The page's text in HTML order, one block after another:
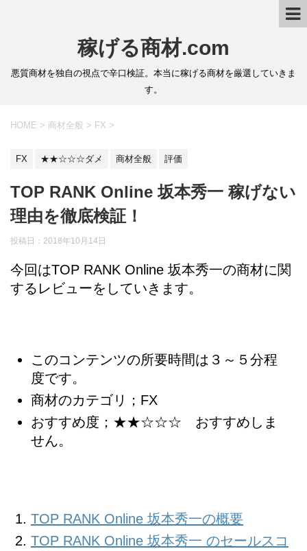
稼げる商材.com
悪質商材を独自の視点で辛口検証。本当に稼げる商材を厳選していきま
す。
HOME > 商材全般 > FX >
FX ★★☆☆☆ダメ 商材全般 評価
TOP RANK Online 坂本秀一 稼げない
理由を徹底検証！
投稿日：2018年10月14日
今回はTOP RANK Online 坂本秀一の商材に関
するレビューをしていきます。
このコンテンツの所要時間は３～５分程
度です。
商材のカテゴリ；FX
おすすめ度；★★☆☆☆ おすすめしま
せん。
TOP RANK Online 坂本秀一の概要
TOP RANK Online 坂本秀一 のセールスコ